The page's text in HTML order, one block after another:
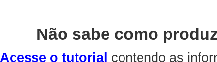
Não sabe como
Acesse o tutorial contendo as